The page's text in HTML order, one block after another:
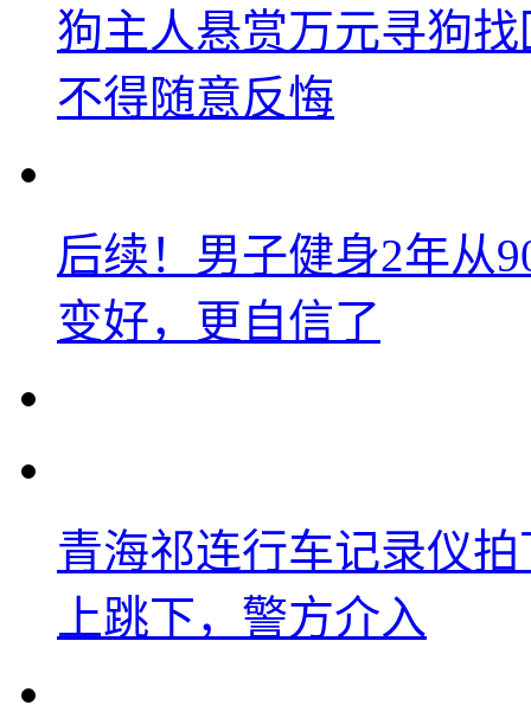
狗主人悬赏万元寻狗
不得随意反悔
后续！男子健身2年从
变好，更自信了
青海祁连行车记录仪
上跳下，警方介入